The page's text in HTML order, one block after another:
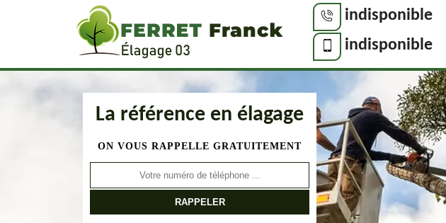
indisponible
indisponible
La référence en élagage
ON VOUS RAPPELLE GRATUITEMENT